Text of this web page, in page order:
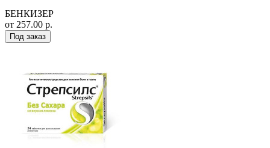
БЕНКИЗЕР
от 257.00 р.
Под заказ